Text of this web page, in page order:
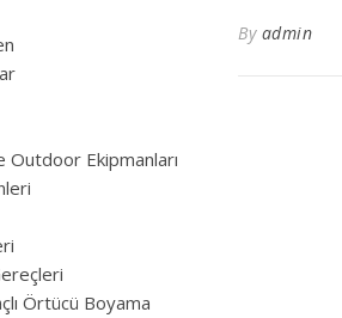
Outdoor Ekipmanları
Örtücü Boyama
By admin